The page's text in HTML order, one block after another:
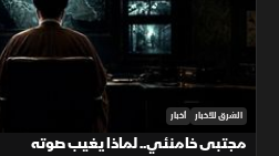
الشرق للأخبار أخبار
مجتبى خامنئي.. لماذا يغيب صوته